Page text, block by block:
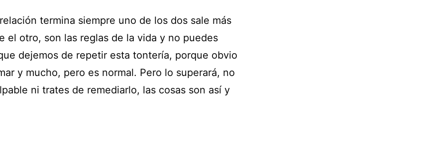
termina siempre uno de los dos sale más
el otro, son las reglas de la vida y no puedes
dejemos de repetir esta tontería, porque obvio
y mucho, pero es normal. Pero lo superará, no
ni trates de remediarlo, las cosas son así y